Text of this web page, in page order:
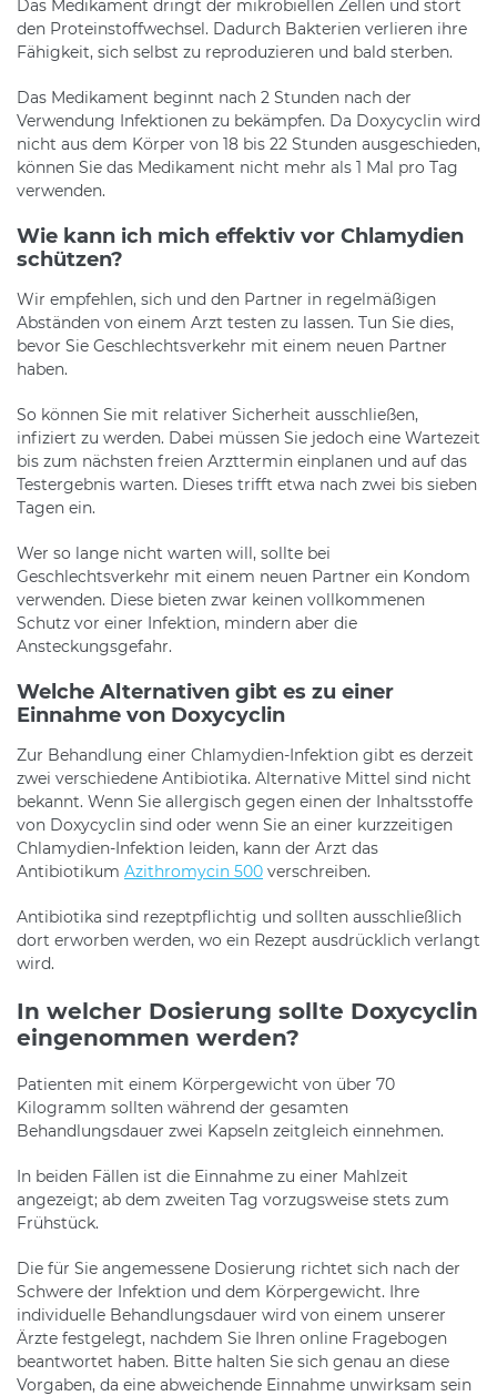
Das Medikament dringt der mikrobiellen Zellen und stört
den Proteinstoffwechsel. Dadurch Bakterien verlieren ihre
Fähigkeit, sich selbst zu reproduzieren und bald sterben.
Das Medikament beginnt nach 2 Stunden nach der
Verwendung Infektionen zu bekämpfen. Da Doxycyclin wird
nicht aus dem Körper von 18 bis 22 Stunden ausgeschieden,
können Sie das Medikament nicht mehr als 1 Mal pro Tag
verwenden.
Wie kann ich mich effektiv vor Chlamydien
schützen?
Wir empfehlen, sich und den Partner in regelmäßigen
Abständen von einem Arzt testen zu lassen. Tun Sie dies,
bevor Sie Geschlechtsverkehr mit einem neuen Partner
haben.
So können Sie mit relativer Sicherheit ausschließen,
infiziert zu werden. Dabei müssen Sie jedoch eine Wartezeit
bis zum nächsten freien Arzttermin einplanen und auf das
Testergebnis warten. Dieses trifft etwa nach zwei bis sieben
Tagen ein.
Wer so lange nicht warten will, sollte bei
Geschlechtsverkehr mit einem neuen Partner ein Kondom
verwenden. Diese bieten zwar keinen vollkommenen
Schutz vor einer Infektion, mindern aber die
Ansteckungsgefahr.
Welche Alternativen gibt es zu einer
Einnahme von Doxycyclin
Zur Behandlung einer Chlamydien-Infektion gibt es derzeit
zwei verschiedene Antibiotika. Alternative Mittel sind nicht
bekannt. Wenn Sie allergisch gegen einen der Inhaltsstoffe
von Doxycyclin sind oder wenn Sie an einer kurzzeitigen
Chlamydien-Infektion leiden, kann der Arzt das
Antibiotikum Azithromycin 500 verschreiben.
Antibiotika sind rezeptpflichtig und sollten ausschließlich
dort erworben werden, wo ein Rezept ausdrücklich verlangt
wird.
In welcher Dosierung sollte Doxycyclin
eingenommen werden?
Patienten mit einem Körpergewicht von über 70
Kilogramm sollten während der gesamten
Behandlungsdauer zwei Kapseln zeitgleich einnehmen.
In beiden Fällen ist die Einnahme zu einer Mahlzeit
angezeigt; ab dem zweiten Tag vorzugsweise stets zum
Frühstück.
Die für Sie angemessene Dosierung richtet sich nach der
Schwere der Infektion und dem Körpergewicht. Ihre
individuelle Behandlungsdauer wird von einem unserer
Ärzte festgelegt, nachdem Sie Ihren online Fragebogen
beantwortet haben. Bitte halten Sie sich genau an diese
Vorgaben, da eine abweichende Einnahme unwirksam sein